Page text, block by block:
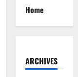
Home
ARCHIVES